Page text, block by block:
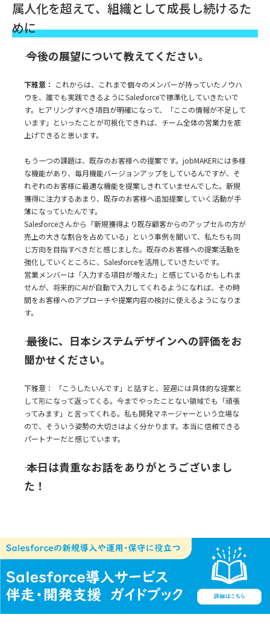
属人化を超えて、組織として成長し続けるた
めに
―― 今後の展望について教えてください。
下雅意： これからは、これまで個々のメンバーが持っていたノウハ
ウを、誰でも実践できるようにSalesforceで標準化していきたいで
す。ヒアリングすべき項目が明確になって、「ここの情報が不足して
います」といったことが可視化できれば、チーム全体の営業力を底
上げできると思います。
もう一つの課題は、既存のお客様への提案です。jobMAKERには多様
な機能があり、毎月機能バージョンアップをしているんですが、そ
れぞれのお客様に最適な機能を提案しきれていませんでした。新規
獲得に注力するあまり、既存のお客様へ追加提案していく活動が手
薄になっていたんです。
Salesforceさんから「新規獲得より既存顧客からのアップセルの方が
売上の大きな割合を占めている」という事例を聞いて、私たちも同
じ方向を目指すべきだと感じました。既存のお客様への提案活動を
強化していくところに、Salesforceを活用していきたいです。
営業メンバーは「入力する項目が増えた」と感じているかもしれま
せんが、将来的にAIが自動で入力してくれるようになれば、その時
間をお客様へのアプローチや提案内容の検討に使えるようになりま
す。
―― 最後に、日本システムデザインへの評価をお
聞かせください。
下雅意： 「こうしたいんです」と話すと、翌週には具体的な提案と
して形になって返ってくる。今までやったことない領域でも「頑張
ってみます」と言ってくれる。私も開発マネージャーという立場な
ので、そういう姿勢の大切さはよく分かります。本当に信頼できる
パートナーだと感じています。
―― 本日は貴重なお話をありがとうございまし
た！